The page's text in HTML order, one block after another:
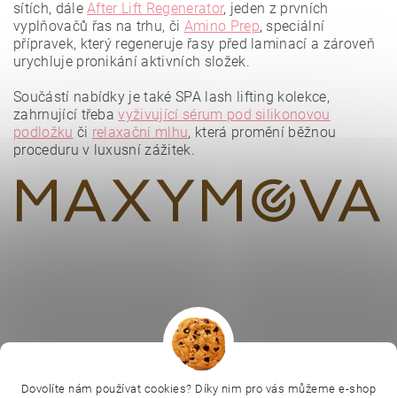
osobních údajů.
sítích, dáleAfter Lift Regenerator, jeden z prvních
vyplňovačů řas na trhu, či Amino Prep, speciální
přípravek, který regeneruje řasy před laminací a zároveň
urychluje pronikání aktivních složek.
Součástí nabídky je také SPA lash lifting kolekce,
zahrnující třebavyživující sérum pod silikonovou
podložku či relaxační mlhu, která promění běžnou
proceduru v luxusní zážitek.
L.C.P. Paris |
Online kosmetické kurzy | Kozmetickyobchod.sk
Dovolíte nám používat cookies? Díky nim pro vás můžeme e-shop